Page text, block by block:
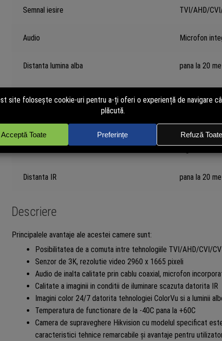
Semnal iesire TVI/AHD/
Audio Microfon
Distanta lumina alba pana la 20
Distanta IR pana la 20
Descriere
Principalele avantaje ale acestei camere sunt:
Posibilitatea de a comuta intre tehnologiile TVI/AHD/CVI/
Senzor de 3K, rezolutie video 2960 x 1665 pixeli
Audio de inalta calitate prin cablu coaxial, microfon
Calitate a imaginii in conditii de iluminare scazuta datorita IR
Imagini color 24/7 datorita tehnologiei ColorVu si a luminii
Temperatura de functionare de la -40C pana la +60C
Camera de supraveghere Hikvision cu modelul specificat
caracteristici tehnice remarcabile și avantaje pentru